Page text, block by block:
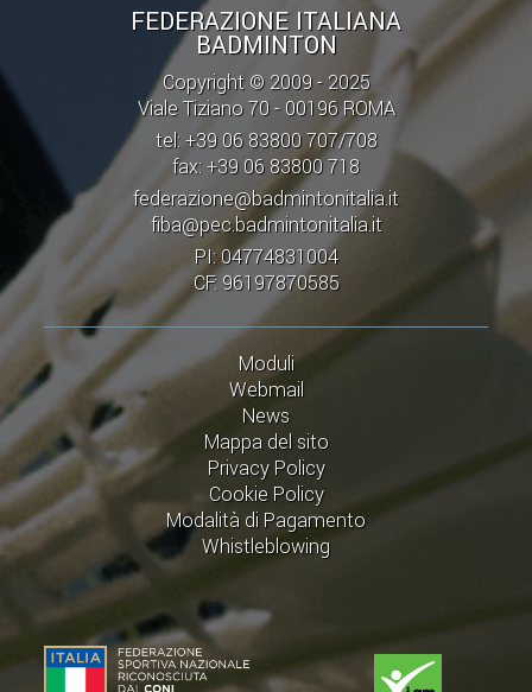
FEDERAZIONE ITALIANA
BADMINTON
Copyright © 2009 - 2025
Viale Tiziano 70 - 00196 ROMA
tel: +39 06 83800 707/708
fax: +39 06 83800 718
federazione@badmintonitalia.it
fiba@pec.badmintonitalia.it
PI: 04774831004
CF: 96197870585
Moduli
Webmail
News
Mappa del sito
Privacy Policy
Cookie Policy
Modalità di Pagamento
Whistleblowing